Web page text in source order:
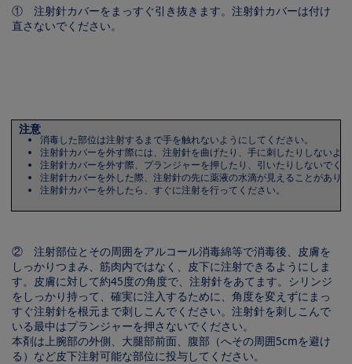
① 注射針カバーをまっすぐ引き抜きます。注射針カバーは付け
直さないでください。
注意
消毒した部位は注射するまで手を触れないようにしてください。
注射針カバーを外す際には、注射針を曲げたり、手に刺したりしないよ
注射針カバーを外す際、プランジャーを押したり、引いたりしないでく
注射針カバーを外した際、注射針の先に薬液の水滴が見えることがあり
注射針カバーを外したら、すぐに注射を行ってください。
② 注射部位とその周囲をアルコール消毒綿等で消毒後、皮膚を
しっかりつまみ、筋肉内ではなく、皮下に注射できるようにしま
す。皮膚に対して約45度の角度で、注射針をあてます。シリンジ
をしっかり持って、確実に注入するために、角度を変えずにまっ
すぐ注射針を根元まで刺しこんでください。注射針を刺しこんで
いる最中はプランジャーを押さないでください。
本剤は上腕部の外側、大腿部前面、腹部（へその周囲5cmを避け
る）など皮下注射可能な部位に投与してください。